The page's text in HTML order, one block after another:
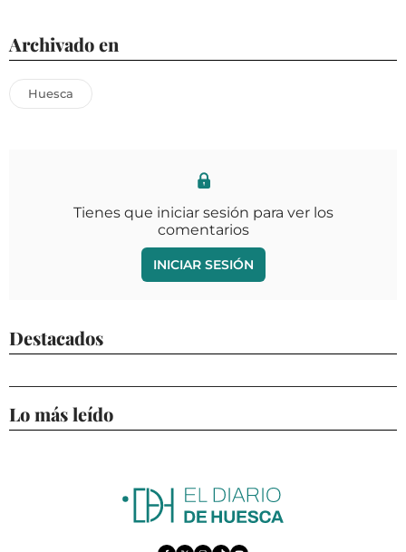
Archivado en
Huesca
Tienes que iniciar sesión para ver los
comentarios
INICIAR SESIÓN
Destacados
Lo más leído